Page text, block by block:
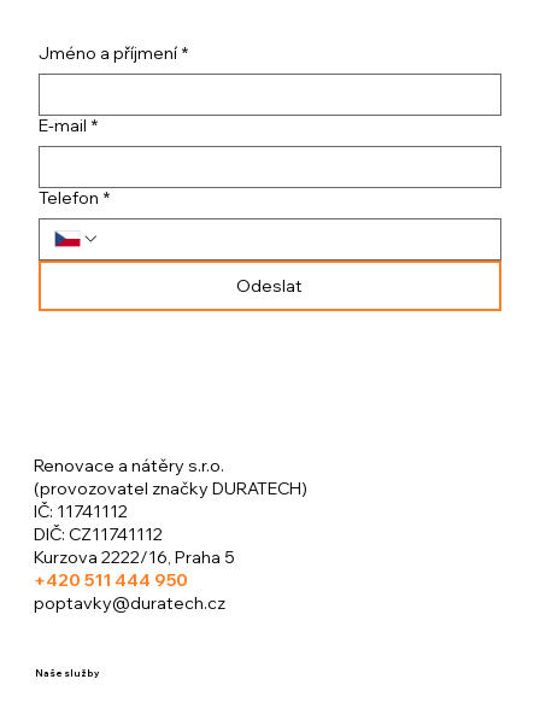
Renovace a nátěry s.r.o.
(provozovatel značky DURATECH)
​IČ: 11741112
DIČ: CZ11741112
Kurzova 2222/16, Praha 5
+420 511 444 950
poptavky@duratech.cz
Naše služby
Jméno a příjmení *
E-mail *
Telefon *
Odeslat